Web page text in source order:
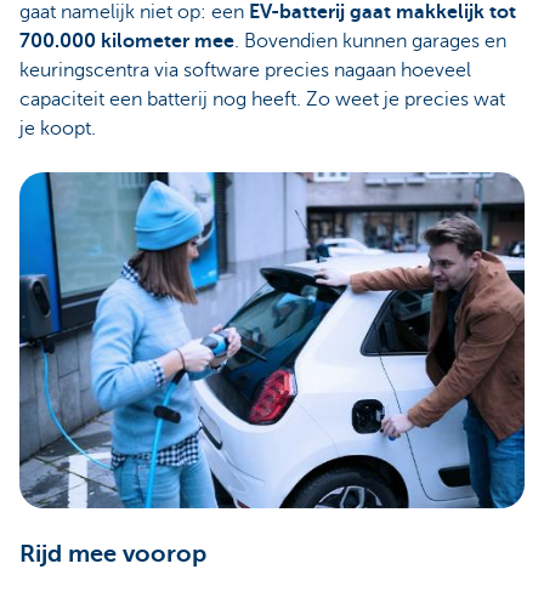
gaat namelijk niet op: een EV-batterij gaat makkelijk tot
700.000 kilometer mee. Bovendien kunnen garages en
keuringscentra via software precies nagaan hoeveel
capaciteit een batterij nog heeft. Zo weet je precies wat
je koopt.
Rijd mee voorop